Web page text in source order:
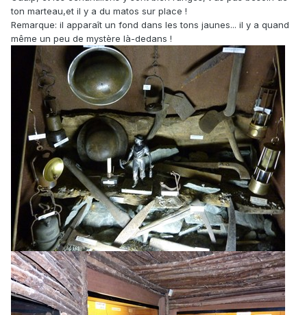
ton marteau,et il y a du matos sur place !
Remarque: il apparaît un fond dans les tons jaunes... il y a quand
même un peu de mystère là-dedans !